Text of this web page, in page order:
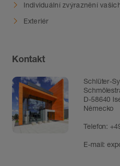
Individuální zvýraznění
Exteriér
Kontakt
Schlüter-
D-58640
Německo
Telefon:
E-mail: